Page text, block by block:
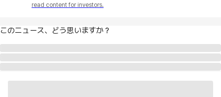
read content for investors.
このニュース、どう思いますか？